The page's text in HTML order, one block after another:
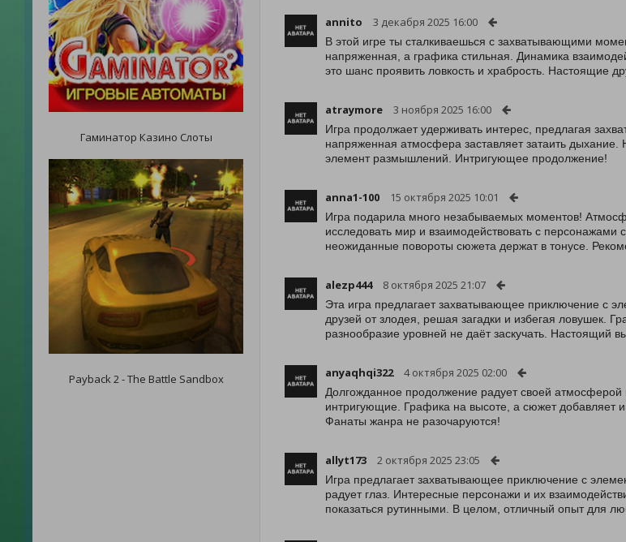
Гаминатор Казино Слоты
Payback 2 - The Battle Sandbox
annito 3 декабря 2025 16:00
В этой игре ты сталкиваешься с захватывающими
напряженная, а графика стильная. Динамика
это шанс проявить ловкость и храбрость. Настоящие
atraymore 3 ноября 2025 16:00
Игра продолжает удерживать интерес, предлагая
напряженная атмосфера заставляет затаить
элемент размышлений. Интригующее продолжение!
anna1-100 15 октября 2025 10:01
Игра подарила много незабываемых моментов!
исследовать мир и взаимодействовать с персонажами
неожиданные повороты сюжета держат в тонусе.
alezp444 8 октября 2025 21:07
Эта игра предлагает захватывающее приключение с
друзей от злодея, решая загадки и избегая ловушек.
разнообразие уровней не даёт заскучать. Настоящий
anyaqhqi322 4 октября 2025 02:00
Долгожданное продолжение радует своей
интригующие. Графика на высоте, а сюжет добавляет
Фанаты жанра не разочаруются!
allyt173 2 октября 2025 23:05
Игра предлагает захватывающее приключение с
радует глаз. Интересные персонажи и их
показаться рутинными. В целом, отличный опыт для